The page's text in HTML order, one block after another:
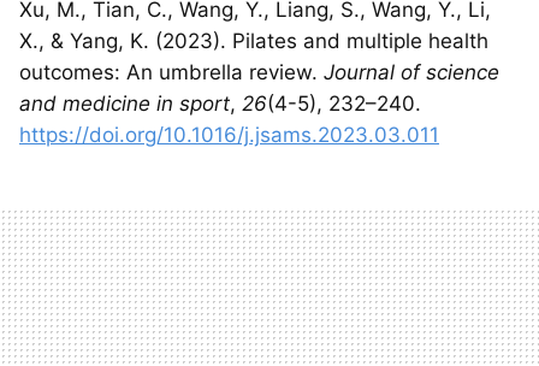
Xu, M., Tian, C., Wang, Y., Liang, S., Wang, Y., Li,
X., & Yang, K. (2023). Pilates and multiple health
outcomes: An umbrella review. Journal of science
and medicine in sport, 26(4-5), 232–240.
https://doi.org/10.1016/j.jsams.2023.03.011